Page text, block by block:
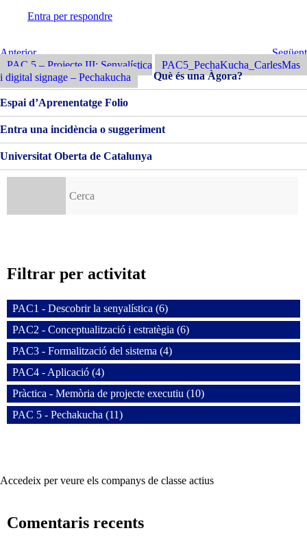
Entra per respondre
Navegació
d'entrades
Entrada
Anterior
Anterior
PAC 5 – Projecte III: Senyalística
i digital signage – Pechakucha
Següent
Entrada
Següent
PAC5_PechaKucha_CarlesMas
Què és una Àgora?
Espai d’Aprenentatge Folio
Entra una incidència o suggeriment
Universitat Oberta de Catalunya
Filtrar per activitat
PAC1 - Descobrir la senyalística (6)
PAC2 - Conceptualització i estratègia (6)
PAC3 - Formalització del sistema (4)
PAC4 - Aplicació (4)
Pràctica - Memòria de projecte executiu (10)
PAC 5 - Pechakucha (11)
Accedeix per veure els companys de classe actius
Comentaris recents